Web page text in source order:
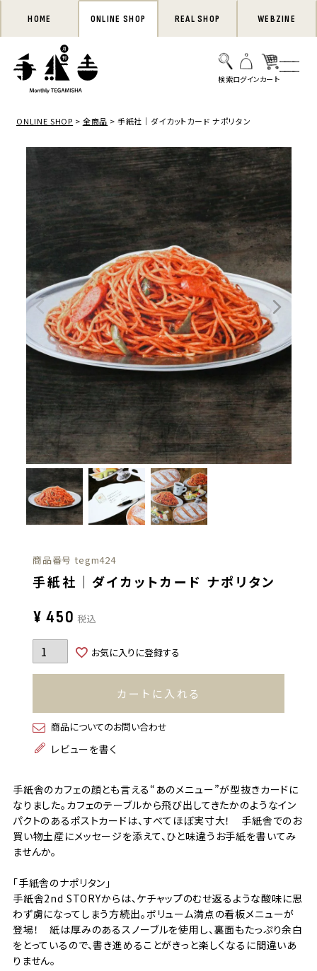
HOME ONLINE SHOP REAL SHOP WEBZINE
ONLINE SHOP 全商品 手紙社｜ダイカットカード ナポリタン
商品番号 tegm424
手紙社｜ダイカットカード ナポリタン
¥ 450 税込
お気に入りに登録する
カートに入れる
商品についてのお問い合わせ
レビューを書く
手紙舎のカフェの顔とも言える“あのメニュー”が型抜きカードに
なりました。カフェのテーブルから飛び出してきたかのようなイン
パクトのあるポストカードは、すべてほぼ実寸大！ 手紙舎でのお
買い物土産にメッセージを添えて、ひと味違うお手紙を書いてみ
ませんか。
「手紙舎のナポリタン」
手紙舎2nd STORYからは、ケチャップのむせ返るような酸味に思
わず虜になってしまう方続出。ボリューム満点の看板メニューが
登場！ 紙は厚みのあるスノーブルを使用し、裏面もたっぷり余白
をとっているので、書き進めることがきっと楽しくなるに間違いあ
りません。